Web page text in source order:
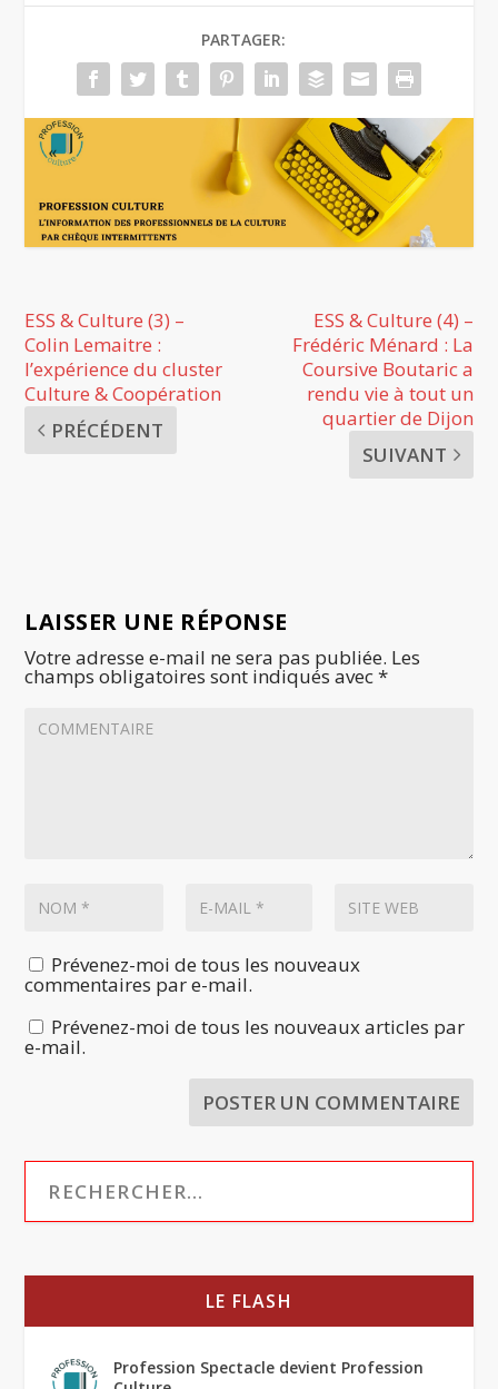
PARTAGER:
ESS & Culture (3) –
Colin Lemaitre :
l’expérience du cluster
Culture & Coopération
PRÉCÉDENT
ESS & Culture (4) –
Frédéric Ménard : La
Coursive Boutaric a
rendu vie à tout un
quartier de Dijon
SUIVANT
LAISSER UNE RÉPONSE
Votre adresse e-mail ne sera pas publiée. Les
champs obligatoires sont indiqués avec*
Prévenez-moi de tous les nouveaux
commentaires par e-mail.
Prévenez-moi de tous les nouveaux articles par
e-mail.
LE FLASH
Profession Spectacle devient Profession